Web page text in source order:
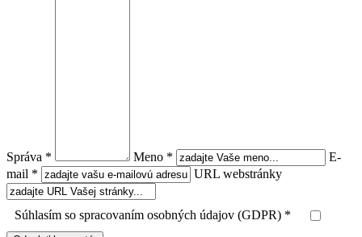
Správa * Meno *
E-
mail *
URL webstránky
Súhlasím so spracovaním osobných údajov (GDPR) *